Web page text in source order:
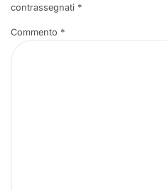
contrassegnati *
Commento *